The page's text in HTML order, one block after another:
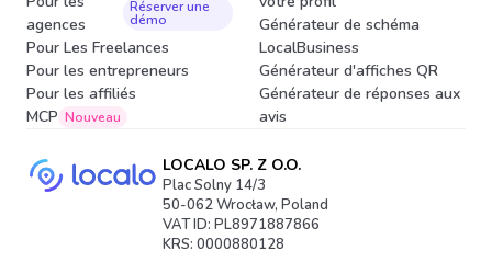
agences
Réserver une
démo
Pour Les Freelances
Pour les entrepreneurs
Pour les affiliés
MCP Nouveau
Générateur de schéma
LocalBusiness
Générateur d'affiches QR
Générateur de réponses aux
avis
LOCALO SP. Z O.O.
Plac Solny 14/3
50-062 Wrocław, Poland
VAT ID: PL8971887866
KRS: 0000880128